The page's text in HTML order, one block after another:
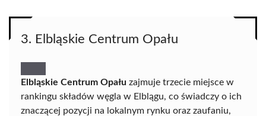
3. Elbląskie Centrum Opału
Elbląskie Centrum Opału zajmuje trzecie miejsce w
rankingu składów węgla w Elblągu, co świadczy o ich
znaczącej pozycji na lokalnym rynku oraz zaufaniu,